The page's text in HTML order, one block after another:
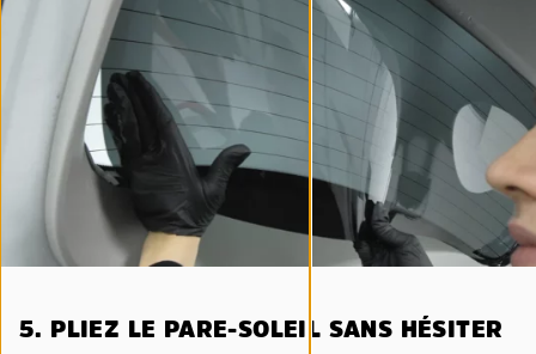
5. PLIEZ LE PARE-SOLEIL SANS HÉSITER